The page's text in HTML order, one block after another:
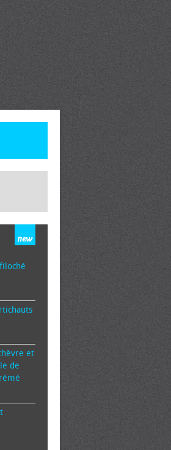
et
de